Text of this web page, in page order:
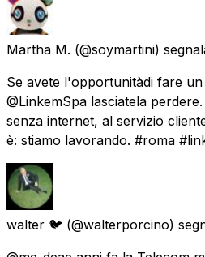
Martha M. (@soymartini)
Se avete l'opportunitàdi fare
@LinkemSpa lasciatela
senza internet, al servizio
è: stiamo lavorando. #roma
walter 🐦 (@walterporcino)